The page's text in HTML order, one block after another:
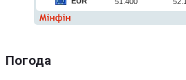
Погода